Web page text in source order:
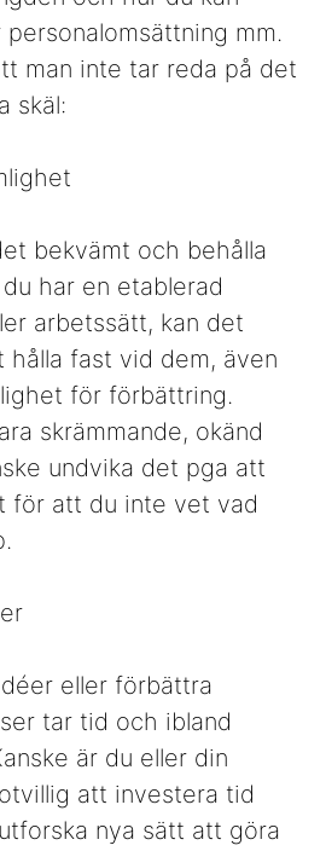
mm.
man inte tar reda på det
skäl:
bekvämt och behålla
har en etablerad
arbetssätt, kan det
hålla fast vid dem, även
för förbättring.
skrämmande, okänd
undvika det pga att
för att du inte vet vad
eller förbättra
tar tid och ibland
är du eller din
att investera tid
nya sätt att göra